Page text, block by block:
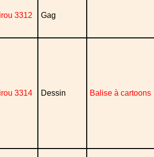
3312 Gag
3314 Dessin Balise à cartoons